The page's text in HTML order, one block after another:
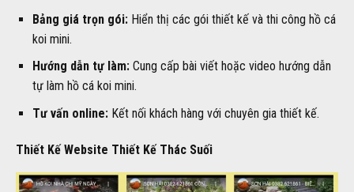
Bảng giá trọn gói:Hiển thị các gói thiết kế và thi công hồ cá
koi mini.
Hướng dẫn tự làm:Cung cấp bài viết hoặc video hướng dẫn
tự làm hồ cá koi mini.
Tư vấn online:Kết nối khách hàng với chuyên gia thiết kế.
Thiết Kế Website Thiết Kế Thác Suối